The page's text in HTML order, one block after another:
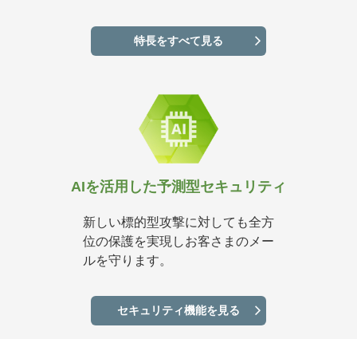
特長をすべて見る
AIを活用した予測型セキュリティ
新しい標的型攻撃に対しても全方
位の保護を実現しお客さまのメー
ルを守ります。
セキュリティ機能を見る